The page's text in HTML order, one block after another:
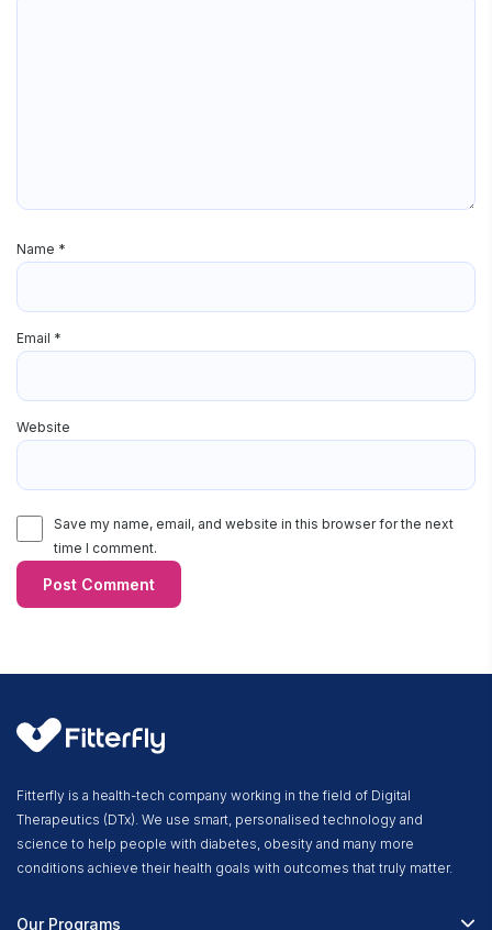
Name *
Email *
Website
Save my name, email, and website in this browser for the next
time I comment.
Fitterfly is a health-tech company working in the field of Digital
Therapeutics (DTx). We use smart, personalised technology and
science to help people with diabetes, obesity and many more
conditions achieve their health goals with outcomes that truly matter.
Our Programs